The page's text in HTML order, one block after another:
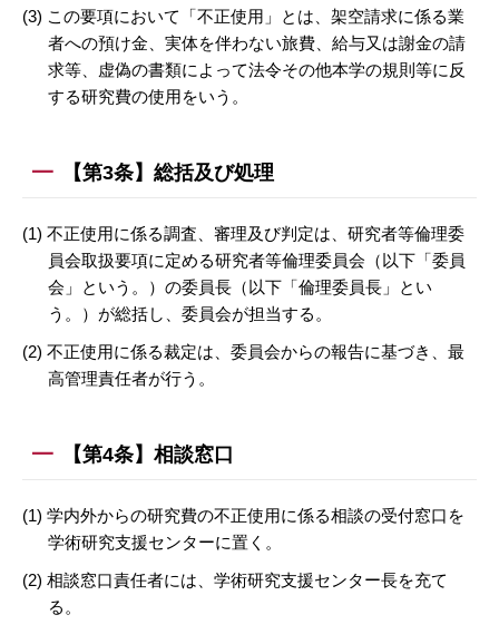
(3) この要項において「不正使用」とは、架空請求に係る業
者への預け金、実体を伴わない旅費、給与又は謝金の請
求等、虚偽の書類によって法令その他本学の規則等に反
する研究費の使用をいう。
【第3条】総括及び処理
(1) 不正使用に係る調査、審理及び判定は、研究者等倫理委
員会取扱要項に定める研究者等倫理委員会（以下「委員
会」という。）の委員長（以下「倫理委員長」とい
う。）が総括し、委員会が担当する。
(2) 不正使用に係る裁定は、委員会からの報告に基づき、最
高管理責任者が行う。
【第4条】相談窓口
(1) 学内外からの研究費の不正使用に係る相談の受付窓口を
学術研究支援センターに置く。
(2) 相談窓口責任者には、学術研究支援センター長を充て
る。